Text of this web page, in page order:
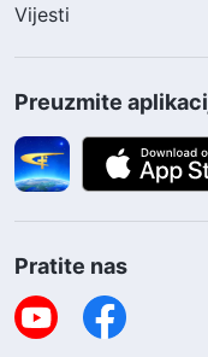
Vijesti
Preuzmite
Pratite nas